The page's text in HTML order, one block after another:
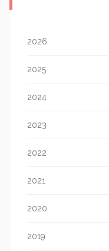
2026
2025
2024
2023
2022
2021
2020
2019